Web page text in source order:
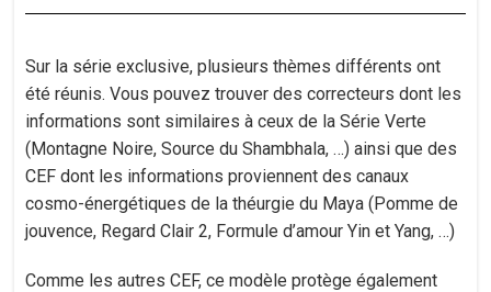
Sur la série exclusive, plusieurs thèmes différents ont
été réunis. Vous pouvez trouver des correcteurs dont les
informations sont similaires à ceux de la Série Verte
(Montagne Noire, Source du Shambhala, …) ainsi que des
CEF dont les informations proviennent des canaux
cosmo-énergétiques de la théurgie du Maya (Pomme de
jouvence, Regard Clair 2, Formule d’amour Yin et Yang, …)
Comme les autres CEF, ce modèle protège également